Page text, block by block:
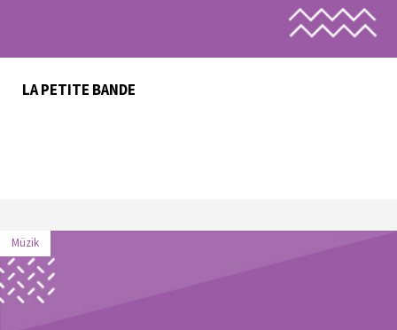
LA PETITE BANDE
Müzik